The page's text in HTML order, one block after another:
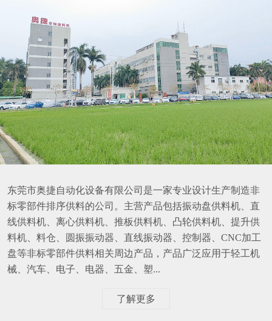
东莞市奥捷自动化设备有限公司是一家专业设计生产制造非
标零部件排序供料的公司。主营产品包括振动盘供料机、直
线供料机、离心供料机、推板供料机、凸轮供料机、提升供
料机、料仓、圆振振动器、直线振动器、控制器、CNC加工
盘等非标零部件供料相关周边产品，产品广泛应用于轻工机
械、汽车、电子、电器、五金、塑...
了解更多